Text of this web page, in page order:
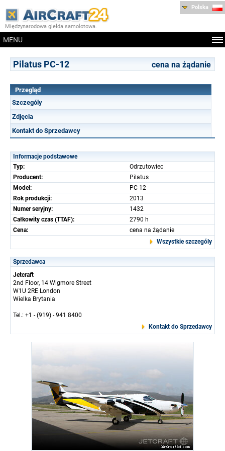
Międzynarodowa giełda samolotowa.
MENU
Polska
Pilatus PC-12 cena na żądanie
Przegląd
Szczególy
Zdjęcia
Kontakt do Sprzedawcy
Informacje podstawowe
Typ:
Odrzutowiec
Producent:
Pilatus
Model:
PC-12
Rok produkcji:
2013
Numer seryjny:
1432
Całkowity czas (TTAF):
2790 h
Cena:
cena na żądanie
Wszystkie szczególy
Sprzedawca
Jetcraft
2nd Floor, 14 Wigmore Street
W1U 2RE London
Wielka Brytania
Tel.: +1 - (919) - 941 8400
Kontakt do Sprzedawcy